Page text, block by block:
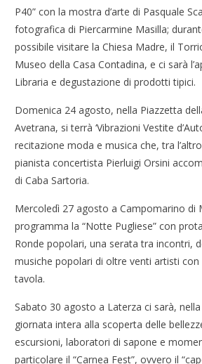
P40” con la mostra d’arte di Pasquale
fotografica di Piercarmine Masilla;
possibile visitare la Chiesa Madre, il
Museo della Casa Contadina, e ci sarà
Libraria e degustazione di prodotti tipici.
Domenica 24 agosto, nella Piazzetta
Avetrana, si terrà ‘Vibrazioni Vestite
recitazione moda e musica che, tra
pianista concertista Pierluigi Orsini
di Caba Sartoria.
Mercoledì 27 agosto a Campomarino di
programma la “Notte Pugliese” con
Ronde popolari, una serata tra incontri,
musiche popolari di oltre venti artisti con
tavola.
Sabato 30 agosto a Laterza ci sarà,
giornata intera alla scoperta delle
escursioni, laboratori di sapone e
particolare il “Carnea Fest”, ovvero il